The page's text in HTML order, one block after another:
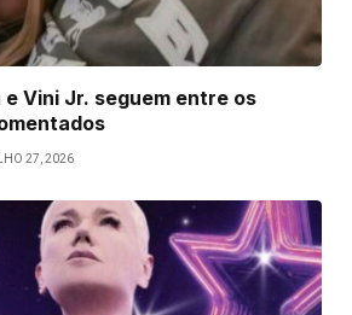
Vini Jr. seguem entre os
27, 2026